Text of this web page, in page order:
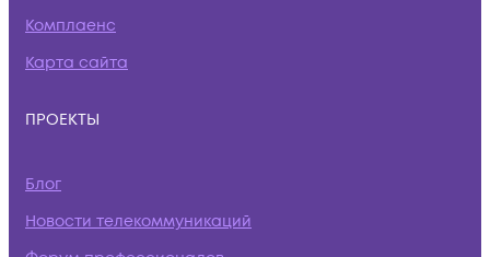
Комплаенс
Карта сайта
ПРОЕКТЫ
Блог
Новости телекоммуникаций